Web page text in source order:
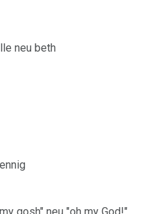
neu beth
gosh" neu "oh my God!"